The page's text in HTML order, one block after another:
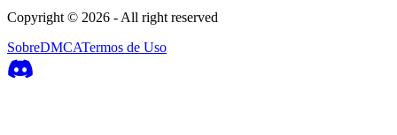
Copyright © 2026 - All right reserved
SobreDMCATermos de Uso